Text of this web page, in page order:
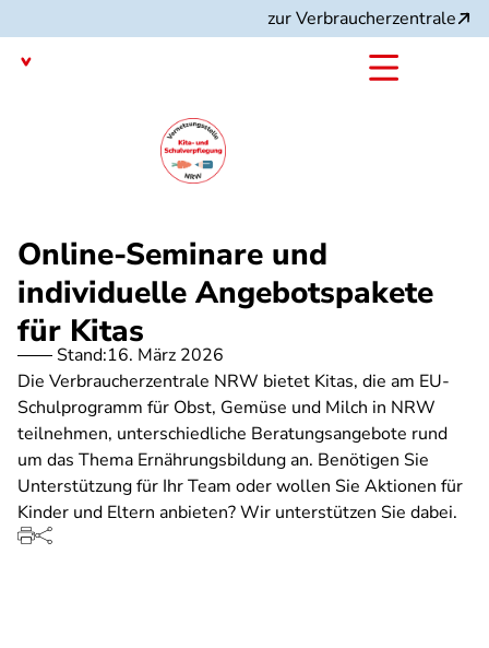
zum
Inhalt
zur Verbraucherzentrale
Online-Seminare und
individuelle Angebotspakete
für Kitas
Stand:16. März 2026
Die Verbraucherzentrale NRW bietet Kitas, die am EU-
Schulprogramm für Obst, Gemüse und Milch in NRW
teilnehmen, unterschiedliche Beratungsangebote rund
um das Thema Ernährungsbildung an. Benötigen Sie
Unterstützung für Ihr Team oder wollen Sie Aktionen für
Kinder und Eltern anbieten? Wir unterstützen Sie dabei.